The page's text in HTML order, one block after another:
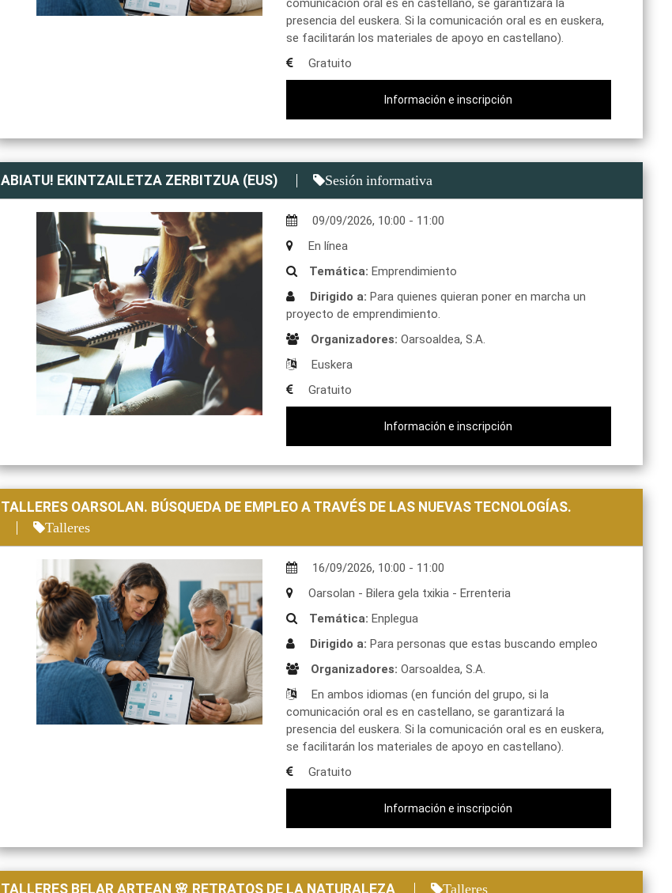
comunicación oral es en castellano, se garantizará la
presencia del euskera. Si la comunicación oral es en euskera,
se facilitarán los materiales de apoyo en castellano).
Gratuito
Información e inscripción
ABIATU! EKINTZAILETZA ZERBITZUA (EUS) Sesión informativa
09/09/2026, 10:00 - 11:00
En línea
Temática: Emprendimiento
Dirigido a: Para quienes quieran poner en marcha un
proyecto de emprendimiento.
Organizadores: Oarsoaldea, S.A.
Euskera
Gratuito
Información e inscripción
TALLERES OARSOLAN. BÚSQUEDA DE EMPLEO A TRAVÉS DE LAS NUEVAS TECNOLOGÍAS.
Talleres
16/09/2026, 10:00 - 11:00
Oarsolan - Bilera gela txikia - Errenteria
Temática: Enplegua
Dirigido a: Para personas que estas buscando empleo
Organizadores: Oarsoaldea, S.A.
En ambos idiomas (en función del grupo, si la
comunicación oral es en castellano, se garantizará la
presencia del euskera. Si la comunicación oral es en euskera,
se facilitarán los materiales de apoyo en castellano).
Gratuito
Información e inscripción
TALLERES BELAR ARTEAN 🌸 RETRATOS DE LA NATURALEZA Talleres